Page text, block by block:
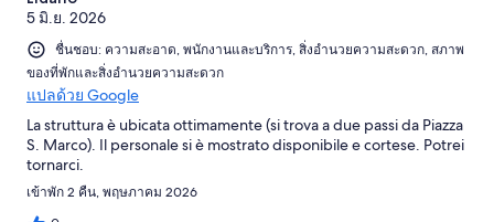
5 มิ.ย. 2026
ชื่นชอบ: ความสะอาด, พนักงานและบริการ, สิ่งอำนวยความสะดวก, สภาพ
ของที่พักและสิ่งอำนวยความสะดวก
แปลด้วย Google
La struttura è ubicata ottimamente (si trova a due passi da Piazza
S. Marco). Il personale si è mostrato disponibile e cortese. Potrei
tornarci.
เข้าพัก 2 คืน, พฤษภาคม 2026